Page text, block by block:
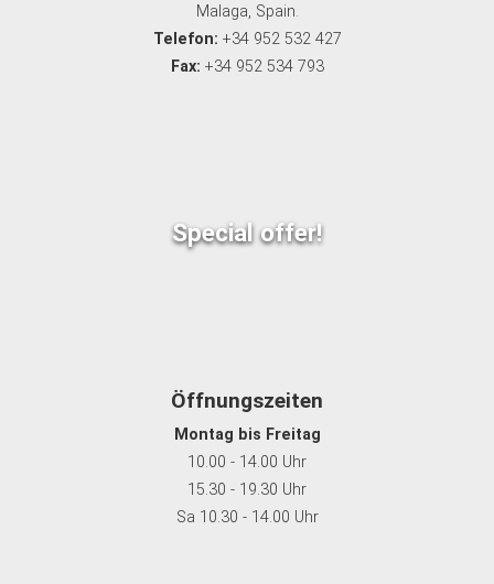
Malaga, Spain.
Telefon: +34 952 532 427
Fax: +34 952 534 793
Special offer!
Öffnungszeiten
Montag bis Freitag
10.00 - 14.00 Uhr
15.30 - 19.30 Uhr
Sa 10.30 - 14.00 Uhr